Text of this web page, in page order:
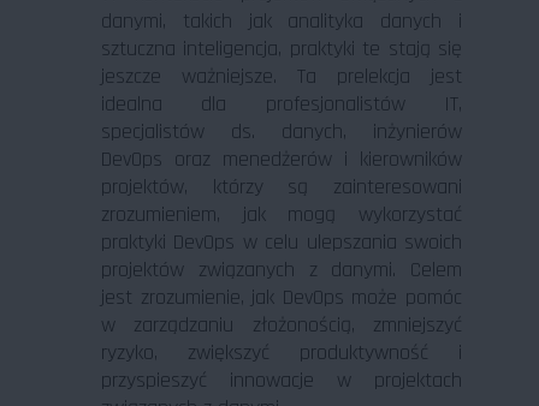
danymi, takich jak analityka danych i
sztuczna inteligencja, praktyki te stają się
jeszcze ważniejsze. Ta prelekcja jest
idealna dla profesjonalistów IT,
specjalistów ds. danych, inżynierów
DevOps oraz menedżerów i kierowników
projektów, którzy są zainteresowani
zrozumieniem, jak mogą wykorzystać
praktyki DevOps w celu ulepszania swoich
projektów związanych z danymi. Celem
jest zrozumienie, jak DevOps może pomóc
w zarządzaniu złożonością, zmniejszyć
ryzyko, zwiększyć produktywność i
przyspieszyć innowacje w projektach